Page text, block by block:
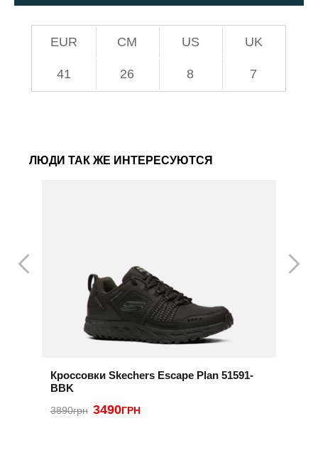
EUR СМ US UK
41 26 8 7
ЛЮДИ ТАК ЖЕ ИНТЕРЕСУЮТСЯ
Кроссовки Skechers Escape Plan 51591-
BBK
3890грн 3490ГРН